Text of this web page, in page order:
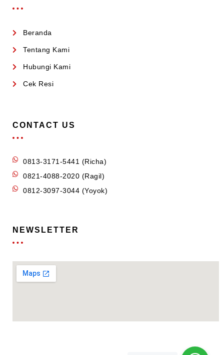
Beranda
Tentang Kami
Hubungi Kami
Cek Resi
CONTACT US
0813-3171-5441 (Richa)
0821-4088-2020 (Ragil)
0812-3097-3044 (Yoyok)
NEWSLETTER